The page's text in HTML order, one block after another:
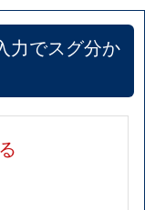
力でスグ分か